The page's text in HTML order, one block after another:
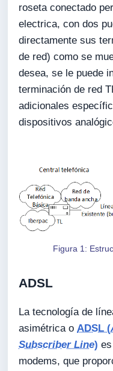
roseta conectado
electrica, con dos
directamente sus
de red) como se
desea, se le puede
terminación de red
adicionales
dispositivos
Figura 1:
ADSL
La tecnología de
asimétrica oADSL (
Subscriber Line)
modems, que